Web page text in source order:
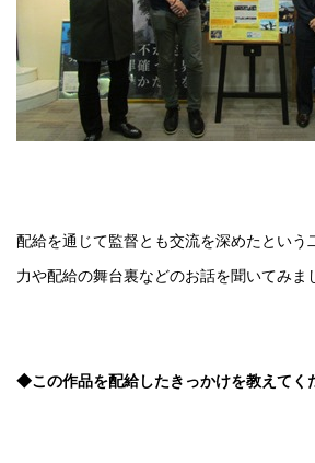
配給を通じて監督とも交流を深めたという
力や配給の舞台裏などのお話を聞いてみま
◆この作品を配給したきっかけを教えてく